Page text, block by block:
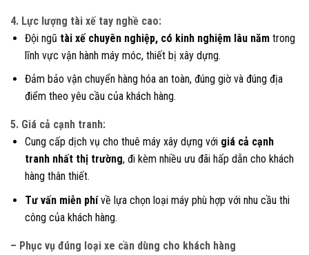
4. Lực lượng tài xế tay nghề cao:
Đội ngũ tài xế chuyên nghiệp, có kinh nghiệm lâu nămtrong
lĩnh vực vận hành máy móc, thiết bị xây dựng.
Đảm bảo vận chuyển hàng hóa an toàn, đúng giờ và đúng địa
điểm theo yêu cầu của khách hàng.
5. Giá cả cạnh tranh:
Cung cấp dịch vụ cho thuê máy xây dựng với giá cả cạnh
tranh nhất thị trường, đi kèm nhiều ưu đãi hấp dẫn cho khách
hàng thân thiết.
Tư vấn miễn phívề lựa chọn loại máy phù hợp với nhu cầu thi
công của khách hàng.
– Phục vụ đúng loại xe cần dùng cho khách hàng